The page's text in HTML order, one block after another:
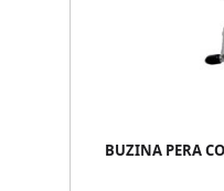
BUZINA PERA